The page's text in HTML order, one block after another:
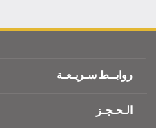
روابــط سـريـعـة
شروط السفر
الـحـجـز